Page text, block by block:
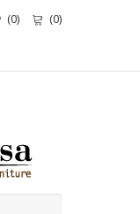
(0) (0)